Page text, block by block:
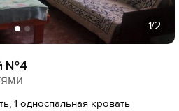
1/2
№4
1 односпальная кровать